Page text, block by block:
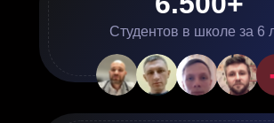
Студентов в школе за 6